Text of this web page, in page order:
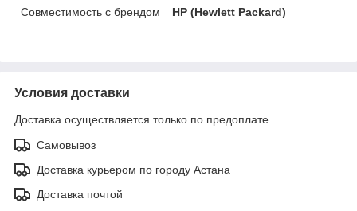
Совместимость с брендом
HP (Hewlett Packard)
Условия доставки
Доставка осуществляется только по предоплате.
Самовывоз
Доставка курьером по городу Астана
Доставка почтой